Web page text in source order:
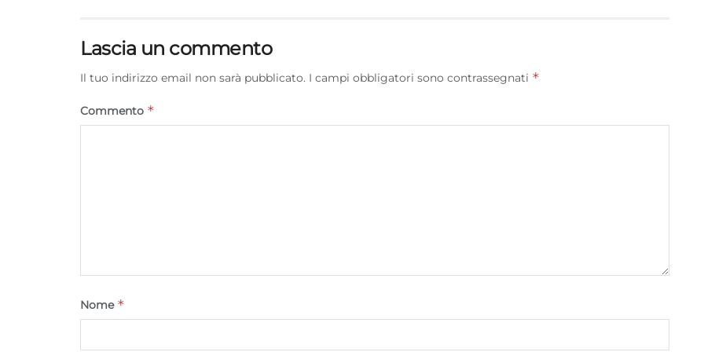
Lascia un commento
Il tuo indirizzo email non sarà pubblicato. I campi obbligatori sono contrassegnati *
Commento *
Nome *